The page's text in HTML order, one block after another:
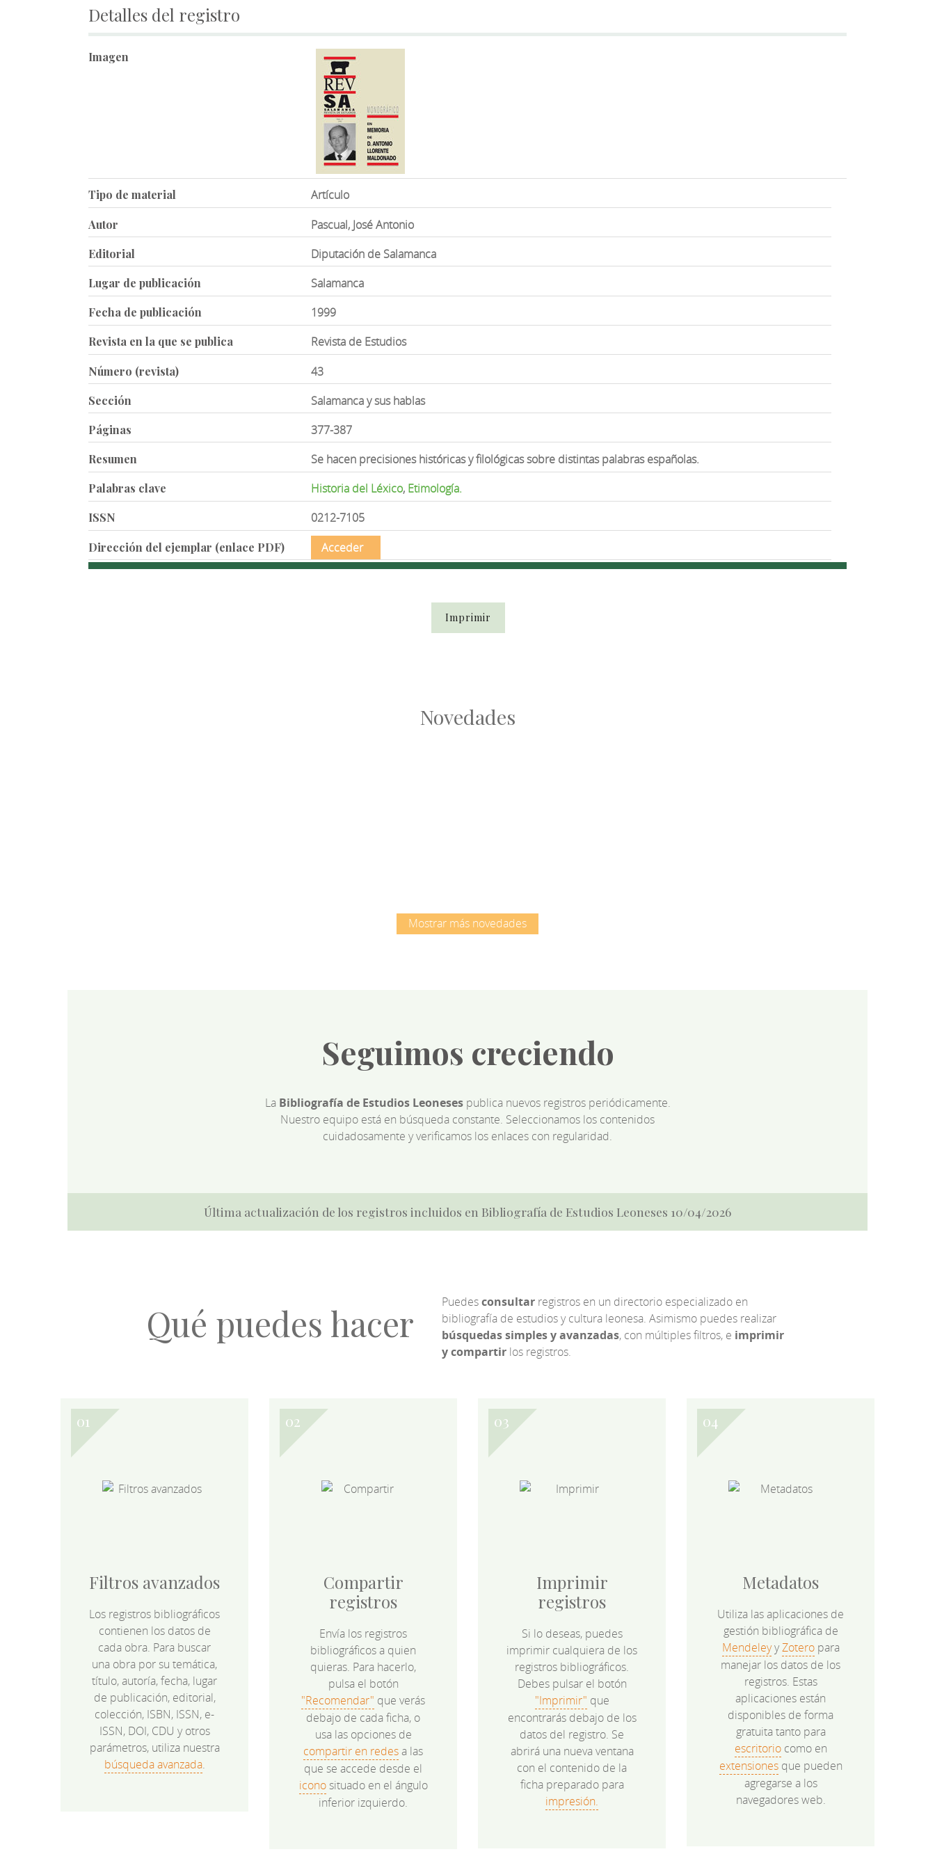
Detalles del registro
Imagen
Tipo de material Artículo
Autor Pascual, José Antonio
Editorial Diputación de Salamanca
Lugar de publicación Salamanca
Fecha de publicación 1999
Revista en la que se publica Revista de Estudios
Número (revista) 43
Sección Salamanca y sus hablas
Páginas 377-387
Resumen Se hacen precisiones históricas y filológicas sobre distintas palabras españolas.
Palabras clave Historia del Léxico, Etimología.
ISSN 0212-7105
Dirección del ejemplar (enlace PDF) Acceder
Imprimir
Novedades
Mostrar más novedades
Seguimos creciendo
La Bibliografía de Estudios Leonesespublica nuevos registros periódicamente.
Nuestro equipo está en búsqueda constante. Seleccionamos los contenidos
cuidadosamente y verificamos los enlaces con regularidad.
Última actualización de los registros incluidos en Bibliografía de Estudios Leoneses 10/04/2026
Qué puedes hacer Puedesconsultarregistros en un directorio especializado en
bibliografía de estudios y cultura leonesa. Asimismo puedes realizar
búsquedas simples y avanzadas, con múltiples filtros, e imprimir
y compartirlos registros.
Filtros avanzados
Los registros bibliográficos
contienen los datos de
cada obra. Para buscar
una obra por su temática,
título, autoría, fecha, lugar
de publicación, editorial,
colección, ISBN, ISSN, e-
ISSN, DOI, CDU y otros
parámetros, utiliza nuestra
búsqueda avanzada.
Compartir
registros
Envía los registros
bibliográficos a quien
quieras. Para hacerlo,
pulsa el botón
"Recomendar" que verás
debajo de cada ficha, o
usa las opciones de
compartir en redesa las
que se accede desde el
iconosituado en el ángulo
inferior izquierdo.
Imprimir
registros
Si lo deseas, puedes
imprimir cualquiera de los
registros bibliográficos.
Debes pulsar el botón
"Imprimir" que
encontrarás debajo de los
datos del registro. Se
abrirá una nueva ventana
con el contenido de la
ficha preparado para
impresión.
Metadatos
Utiliza las aplicaciones de
gestión bibliográfica de
MendeleyyZoteropara
manejar los datos de los
registros. Estas
aplicaciones están
disponibles de forma
gratuita tanto para
escritoriocomo en
extensionesque pueden
agregarse a los
navegadores web.